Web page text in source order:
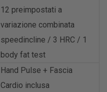
12 preimpostati a
variazione combinata
speedincline / 3 HRC / 1
body fat test
Hand Pulse + Fascia
Cardio inclusa